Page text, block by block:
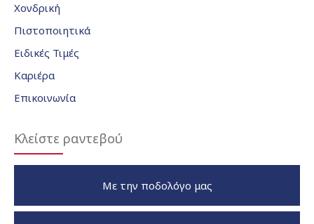
Χονδρική
Πιστοποιητικά
Ειδικές Τιμές
Καριέρα
Επικοινωνία
Κλείστε ραντεβού
Με την ποδολόγο μας